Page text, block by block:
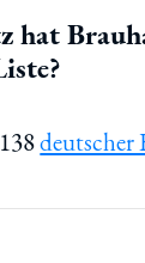
hat
deutscher